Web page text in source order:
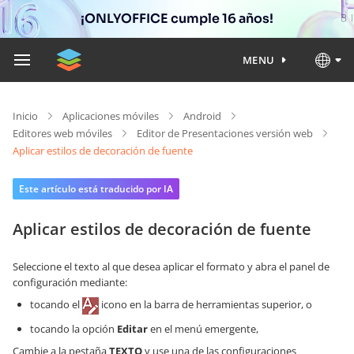
¡ONLYOFFICE cumple 16 años!
MENU
Inicio Aplicaciones móviles
Android
Editores web móviles
Editor de Presentaciones versión web
Aplicar estilos de decoración de fuente
Este artículo está traducido por IA
Aplicar estilos de decoración de fuente
Seleccione el texto al que desea aplicar el formato y abra el panel de
configuración mediante:
tocando el
icono en la barra de herramientas superior, o
tocando la opción Editaren el menú emergente,
Cambie a la pestañaTEXTOy use una de las configuraciones